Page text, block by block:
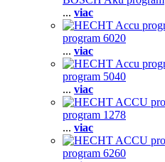
... viac
program 6020
... viac
program 5040
... viac
program 1278
... viac
program 6260